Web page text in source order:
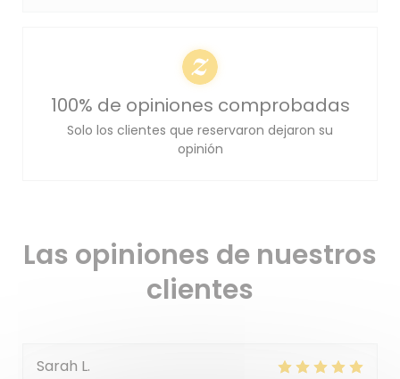
Las opiniones de nuestros
clientes
Sarah L
100% de opiniones comprobadas
Solo los clientes que reservaron dejaron su
opinión